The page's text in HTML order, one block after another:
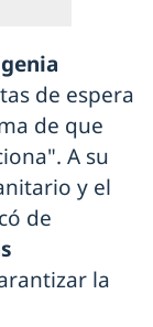
de espera
de que
A su
y el
de
la